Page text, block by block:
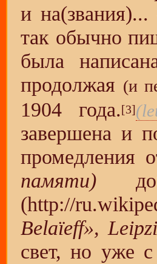
и
так обычно
была
продолжая (и
1904 года.[3]
завершена и
промедления
памяти)
Belaïeff»,
свет, но уже